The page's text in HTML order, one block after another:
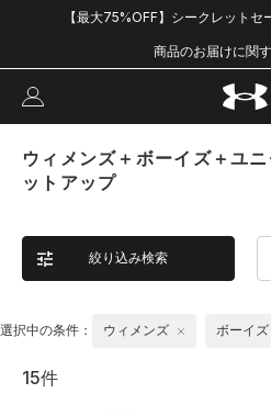
【最大75%OFF】シークレットセ
商品のお届けに関
ウィメンズ＋ボーイズ＋ユ
ットアップ
絞り込み検索
選択中の条件： ウィメンズ ボーイズ
15件